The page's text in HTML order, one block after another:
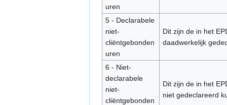
uren
5 - Declarabele
niet-
cliëntgebonden
uren
Dit zijn de in het
daadwerkelijk
6 - Niet-
declarabele
niet-
cliëntgebonden
Dit zijn de in het
niet gedeclareerd